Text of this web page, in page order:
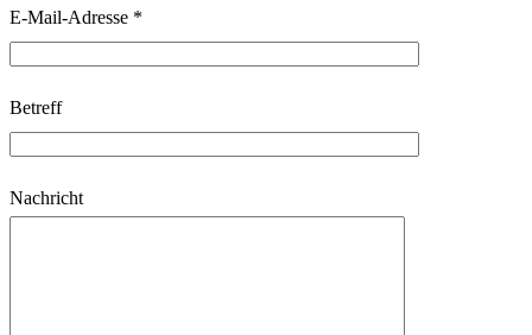
t
e
a
s
s
E-Mail-Adresse *
Betreff
Nachricht